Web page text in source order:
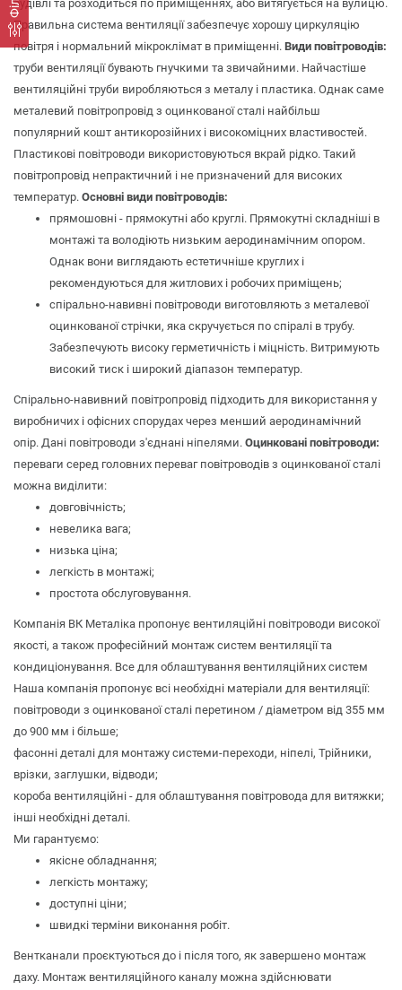
будівлі та розходиться по приміщеннях, або витягується на вулицю.
Правильна система вентиляції забезпечує хорошу циркуляцію
повітря і нормальний мікроклімат в приміщенні. Види повітроводів:
труби вентиляції бувають гнучкими та звичайними. Найчастіше
вентиляційні труби виробляються з металу і пластика. Однак саме
металевий повітропровід з оцинкованої сталі найбільш
популярний кошт антикорозійних і високоміцних властивостей.
Пластикові повітроводи використовуються вкрай рідко. Такий
повітропровід непрактичний і не призначений для високих
температур. Основні види повітроводів:
прямошовні - прямокутні або круглі. Прямокутні складніші в
монтажі та володіють низьким аеродинамічним опором.
Однак вони виглядають естетичніше круглих і
рекомендуються для житлових і робочих приміщень;
спірально-навивні повітроводи виготовляють з металевої
оцинкованої стрічки, яка скручується по спіралі в трубу.
Забезпечують високу герметичність і міцність. Витримують
високий тиск і широкий діапазон температур.
Спірально-навивний повітропровід підходить для використання у
виробничих і офісних спорудах через менший аеродинамічний
опір. Дані повітроводи з'єднані ніпелями. Оцинковані повітроводи:
переваги серед головних переваг повітроводів з оцинкованої сталі
можна виділити:
довговічність;
невелика вага;
низька ціна;
легкість в монтажі;
простота обслуговування.
Компанія ВК Металіка пропонує вентиляційні повітроводи високої
якості, а також професійний монтаж систем вентиляції та
кондиціонування. Все для облаштування вентиляційних систем
Наша компанія пропонує всі необхідні матеріали для вентиляції:
повітроводи з оцинкованої сталі перетином / діаметром від 355 мм
до 900 мм і більше;
фасонні деталі для монтажу системи-переходи, ніпелі, Трійники,
врізки, заглушки, відводи;
короба вентиляційні - для облаштування повітровода для витяжки;
інші необхідні деталі.
Ми гарантуємо:
якісне обладнання;
легкість монтажу;
доступні ціни;
швидкі терміни виконання робіт.
Вентканали проєктуються до і після того, як завершено монтаж
даху. Монтаж вентиляційного каналу можна здійснювати